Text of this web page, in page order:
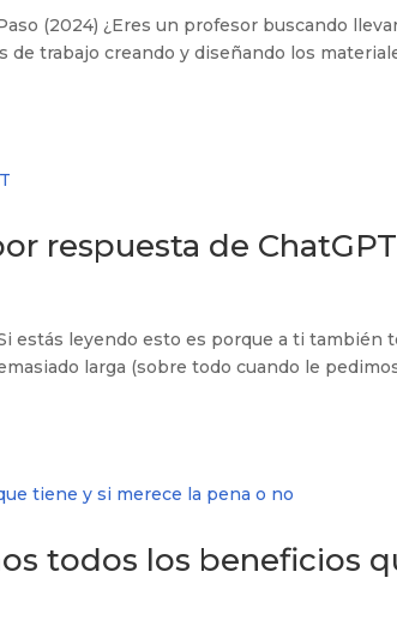
(2024) ¿Eres un profesor buscando
de trabajo creando y diseñando los
respuesta de ChatGPT
estás leyendo esto es porque a ti también
larga (sobre todo cuando le
todos los beneficios